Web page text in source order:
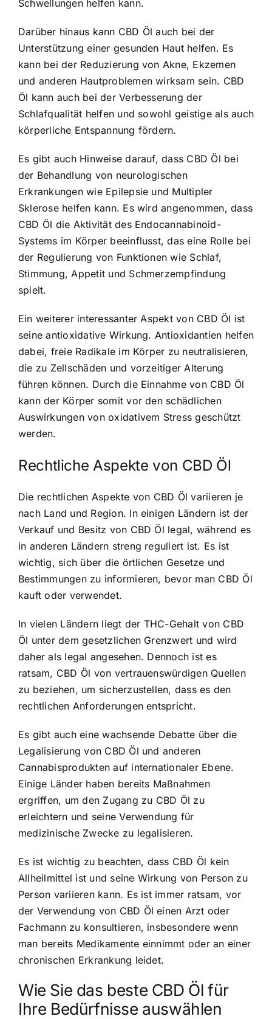
Schwellungen helfen kann.
Darüber hinaus kann CBD Öl auch bei der
Unterstützung einer gesunden Haut helfen. Es
kann bei der Reduzierung von Akne, Ekzemen
und anderen Hautproblemen wirksam sein. CBD
Öl kann auch bei der Verbesserung der
Schlafqualität helfen und sowohl geistige als auch
körperliche Entspannung fördern.
Es gibt auch Hinweise darauf, dass CBD Öl bei
der Behandlung von neurologischen
Erkrankungen wie Epilepsie und Multipler
Sklerose helfen kann. Es wird angenommen, dass
CBD Öl die Aktivität des Endocannabinoid-
Systems im Körper beeinflusst, das eine Rolle bei
der Regulierung von Funktionen wie Schlaf,
Stimmung, Appetit und Schmerzempfindung
spielt.
Ein weiterer interessanter Aspekt von CBD Öl ist
seine antioxidative Wirkung. Antioxidantien helfen
dabei, freie Radikale im Körper zu neutralisieren,
die zu Zellschäden und vorzeitiger Alterung
führen können. Durch die Einnahme von CBD Öl
kann der Körper somit vor den schädlichen
Auswirkungen von oxidativem Stress geschützt
werden.
Rechtliche Aspekte von CBD Öl
Die rechtlichen Aspekte von CBD Öl variieren je
nach Land und Region. In einigen Ländern ist der
Verkauf und Besitz von CBD Öl legal, während es
in anderen Ländern streng reguliert ist. Es ist
wichtig, sich über die örtlichen Gesetze und
Bestimmungen zu informieren, bevor man CBD Öl
kauft oder verwendet.
In vielen Ländern liegt der THC-Gehalt von CBD
Öl unter dem gesetzlichen Grenzwert und wird
daher als legal angesehen. Dennoch ist es
ratsam, CBD Öl von vertrauenswürdigen Quellen
zu beziehen, um sicherzustellen, dass es den
rechtlichen Anforderungen entspricht.
Es gibt auch eine wachsende Debatte über die
Legalisierung von CBD Öl und anderen
Cannabisprodukten auf internationaler Ebene.
Einige Länder haben bereits Maßnahmen
ergriffen, um den Zugang zu CBD Öl zu
erleichtern und seine Verwendung für
medizinische Zwecke zu legalisieren.
Es ist wichtig zu beachten, dass CBD Öl kein
Allheilmittel ist und seine Wirkung von Person zu
Person variieren kann. Es ist immer ratsam, vor
der Verwendung von CBD Öl einen Arzt oder
Fachmann zu konsultieren, insbesondere wenn
man bereits Medikamente einnimmt oder an einer
chronischen Erkrankung leidet.
Wie Sie das beste CBD Öl für
Ihre Bedürfnisse auswählen